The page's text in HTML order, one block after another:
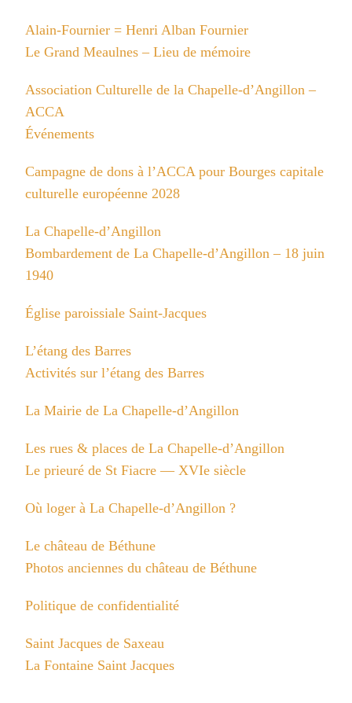
Alain-Fournier = Henri Alban Fournier
Le Grand Meaulnes – Lieu de mémoire
Association Culturelle de la Chapelle-d’Angillon –
ACCA
Événements
Campagne de dons à l’ACCA pour Bourges capitale
culturelle européenne 2028
La Chapelle-d’Angillon
Bombardement de La Chapelle-d’Angillon – 18 juin
1940
Église paroissiale Saint-Jacques
L’étang des Barres
Activités sur l’étang des Barres
La Mairie de La Chapelle-d’Angillon
Les rues & places de La Chapelle-d’Angillon
Le prieuré de St Fiacre — XVIe siècle
Où loger à La Chapelle-d’Angillon ?
Le château de Béthune
Photos anciennes du château de Béthune
Politique de confidentialité
Saint Jacques de Saxeau
La Fontaine Saint Jacques